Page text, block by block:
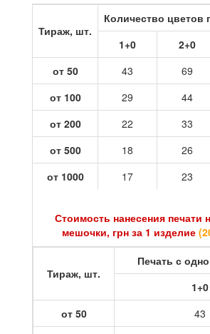
Тираж, шт.
Количество цветов
1+0
2+0
от 50
43 69
от 100
29 44
от 200
22 33
от 500
18 26
от 1000
17 23
Стоимость нанесения печати
мешочки, грн за 1 изделие (
Тираж, шт.
Печать с
1+0
от 50
43